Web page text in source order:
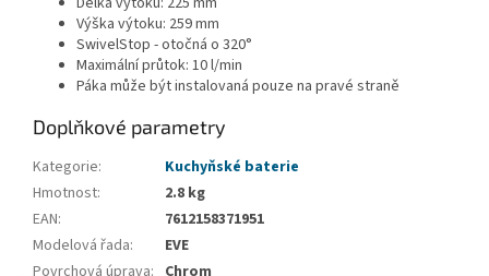
Výška výtoku: 259 mm
SwivelStop - otočná o 320°
Maximální průtok: 10 l/min
Páka může být instalovaná pouze na pravé straně
Doplňkové parametry
Kategorie:
Kuchyňské baterie
Hmotnost:
2.8 kg
EAN:
7612158371951
Modelová řada:
EVE
Povrchová úprava: Chrom